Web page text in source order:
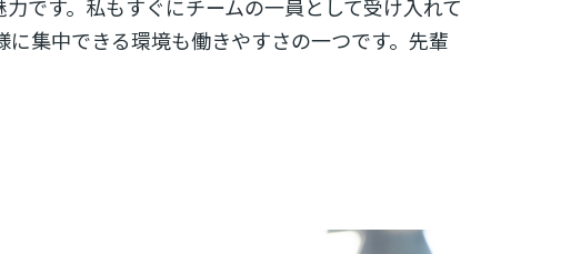
です。私もすぐにチームの一員として受け入れて
集中できる環境も働きやすさの一つです。先輩